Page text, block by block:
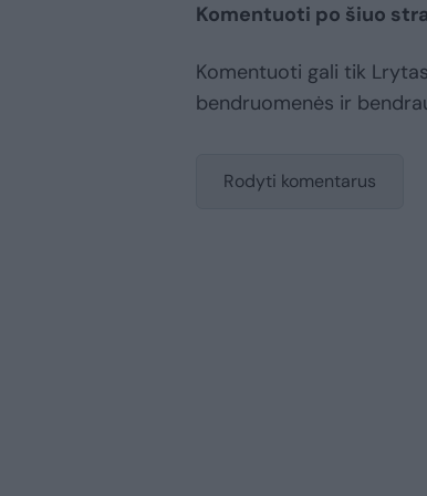
Komentuoti po šiuo
Komentuoti gali tik
bendruomenės ir
Rodyti komentarus